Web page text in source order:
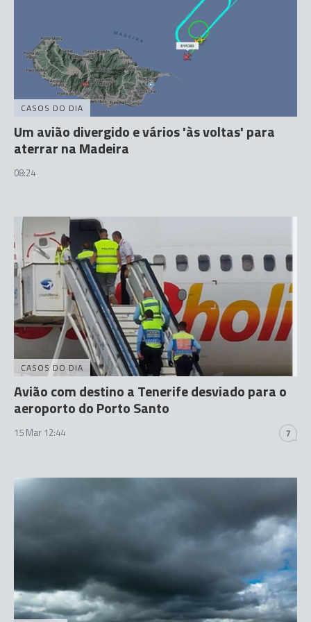
CASOS DO DIA
Um avião divergido e vários 'às voltas' para
aterrar na Madeira
08:24
CASOS DO DIA
Avião com destino a Tenerife desviado para o
aeroporto do Porto Santo
15 Mar 12:44 7